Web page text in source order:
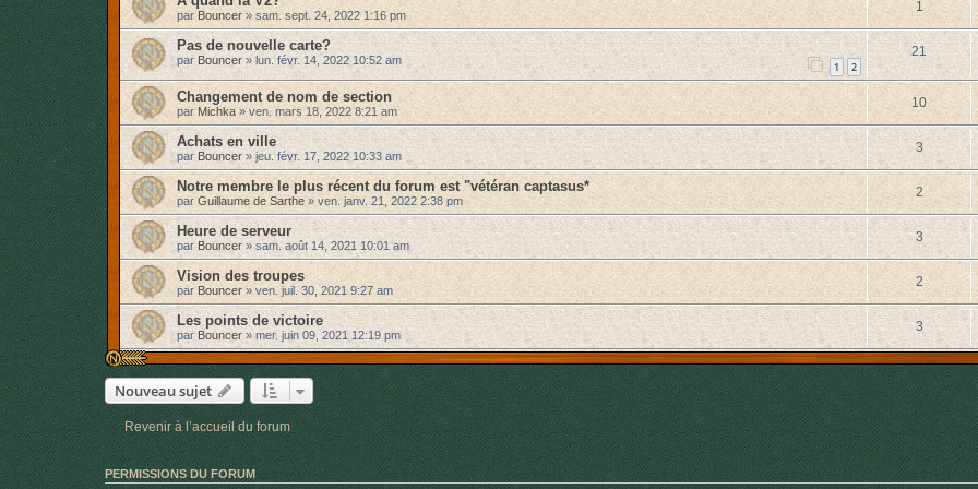
par Bouncer » sam. sept. 24, 2022 1:16 pm
1
Pas de nouvelle carte?
par Bouncer » lun. févr. 14, 2022 10:52 am 1 2
21
Changement de nom de section
par Michka»ven. mars 18, 2022 8:21 am
10
Achats en ville
par Bouncer » jeu. févr. 17, 2022 10:33 am
3
Notre membre le plus récent du forum est "vétéran captasus*
par Guillaume de Sarthe» ven. janv. 21, 2022 2:38 pm
2
Heure de serveur
par Bouncer » sam. août 14, 2021 10:01 am
3
Vision des troupes
par Bouncer » ven. juil. 30, 2021 9:27 am
2
Les points de victoire
par Bouncer » mer. juin 09, 2021 12:19 pm
3
Nouveau sujet
Revenir à l’accueil du forum
PERMISSIONS DU FORUM